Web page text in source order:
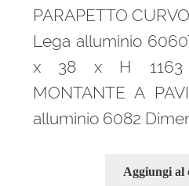
PARAPETTO
Lega alluminio
x 38 x H 1163
MONTANTE A
alluminio 6082
Aggiungi al